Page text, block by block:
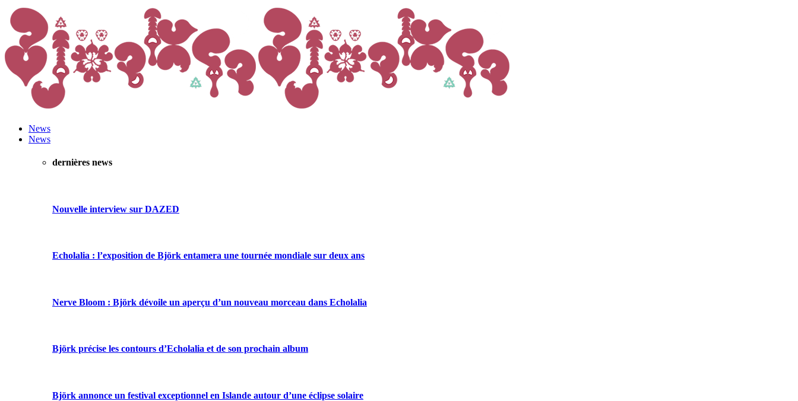
News
News
dernières news
Nouvelle interview sur DAZED
Echolalia : l’exposition de Björk entamera une tournée mondiale sur deux ans
Nerve Bloom : Björk dévoile un aperçu d’un nouveau morceau dans Echolalia
Björk précise les contours d’Echolalia et de son prochain album
Björk annonce un festival exceptionnel en Islande autour d’une éclipse solaire